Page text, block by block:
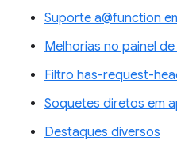
Suporte a@function
Melhorias no painel
Filtro has-request-
Soquetes diretos em
Destaques diversos